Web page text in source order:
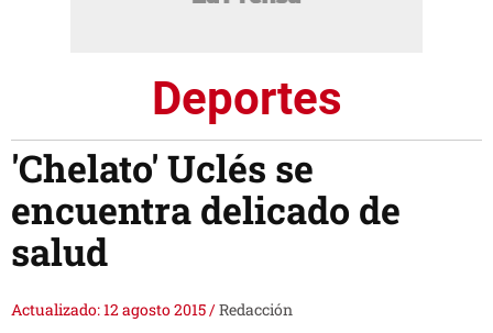
Deportes
'Chelato' Uclés se
encuentra delicado de
salud
Actualizado: 12 agosto 2015/Redacción